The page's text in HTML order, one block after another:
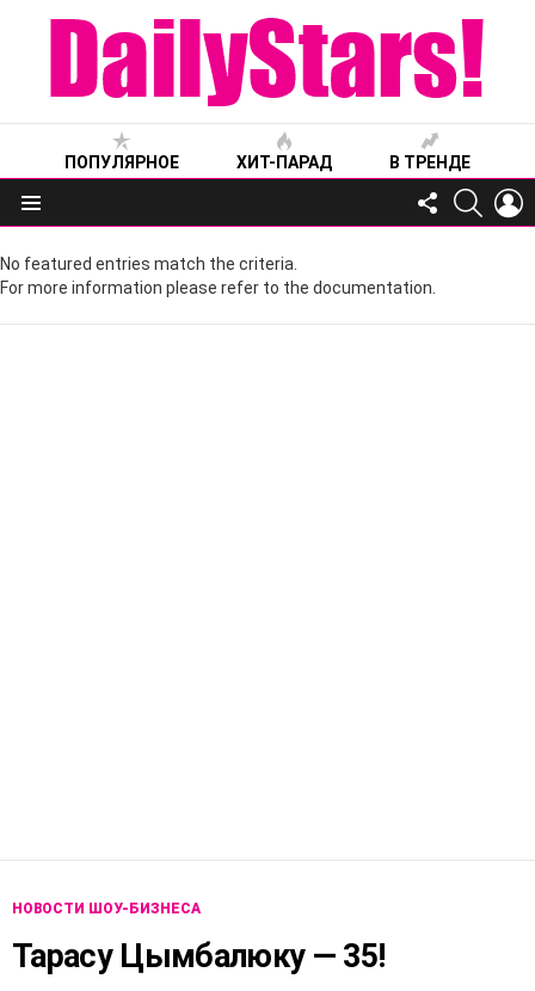
ПОПУЛЯРНОЕ ХИТ-ПАРАД В ТРЕНДЕ
Меню
FOLLOW
US
No featured entries match the criteria.
For more information please refer to the documentation.
НОВОСТИ ШОУ-БИЗНЕСА
Тарасу Цымбалюку — 35!